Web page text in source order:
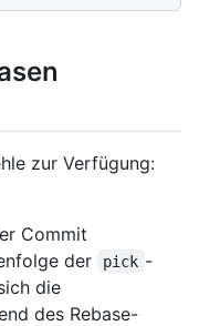
zur Verfügung:
Commit
der
pick -
die
des Rebase-